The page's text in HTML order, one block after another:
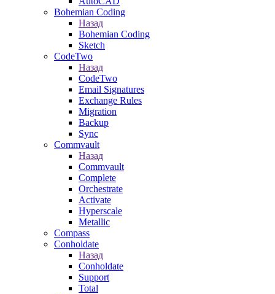
Bohemian Coding
Назад
Bohemian Coding
Sketch
CodeTwo
Назад
CodeTwo
Email Signatures
Exchange Rules
Migration
Backup
Sync
Commvault
Назад
Commvault
Complete
Orchestrate
Activate
Hyperscale
Metallic
Compass
Conholdate
Назад
Conholdate
Support
Total